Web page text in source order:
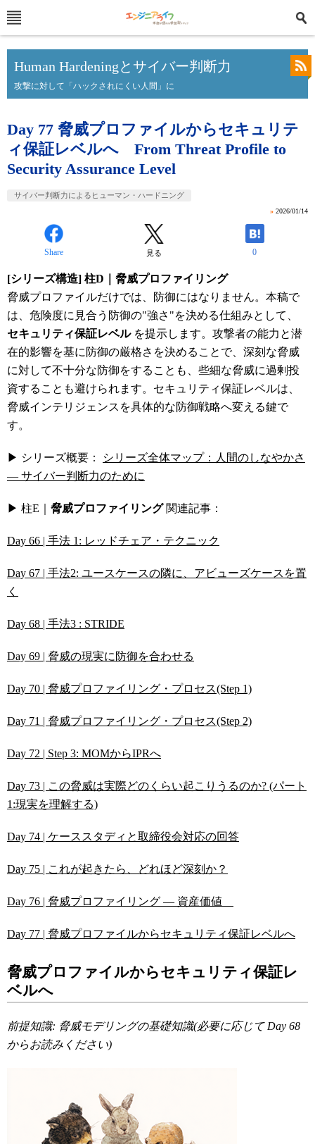
Human Hardeningとサイバー判断力
攻撃に対して「ハックされにくい人間」に
Day 77 脅威プロファイルからセキュリテ
ィ保証レベルへ From Threat Profile to
Security Assurance Level
サイバー判断力によるヒューマン・ハードニング
» 2026/01/14
Share 見る 0
[シリーズ構造] 柱D｜脅威プロファイリング
脅威プロファイルだけでは、防御にはなりません。本稿で
は、危険度に見合う防御の"強さ"を決める仕組みとして、
セキュリティ保証レベルを提示します。攻撃者の能力と潜
在的影響を基に防御の厳格さを決めることで、深刻な脅威
に対して不十分な防御をすることも、些細な脅威に過剰投
資することも避けられます。セキュリティ保証レベルは、
脅威インテリジェンスを具体的な防御戦略へ変える鍵で
す。
▶ シリーズ概要：
シリーズ全体マップ：人間のしなやかさ
― サイバー判断力のために
▶ 柱E｜ 脅威プロファイリング 関連記事：
Day 66 | 手法 1: レッドチェア・テクニック
Day 67 | 手法2: ユースケースの隣に、アビューズケースを置
く
Day 68 | 手法3 : STRIDE
Day 69 | 脅威の現実に防御を合わせる
Day 70 | 脅威プロファイリング・プロセス(Step 1)
Day 71 | 脅威プロファイリング・プロセス(Step 2)
Day 72 | Step 3: MOMからIPRへ
Day 73 | この脅威は実際どのくらい起こりうるのか? (パート
1:現実を理解する)
Day 74 | ケーススタディと取締役会対応の回答
Day 75 | これが起きたら、どれほど深刻か？
Day 76 | 脅威プロファイリング ― 資産価値
Day 77 | 脅威プロファイルからセキュリティ保証レベルへ
脅威プロファイルからセキュリティ保証レ
ベルへ
前提知識: 脅威モデリングの基礎知識(必要に応じて Day 68
からお読みください)